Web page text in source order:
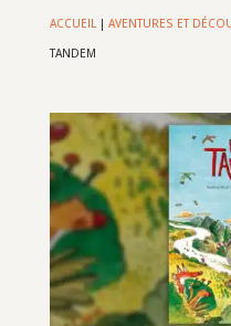
ACCUEIL| AVENTURES ET
TANDEM